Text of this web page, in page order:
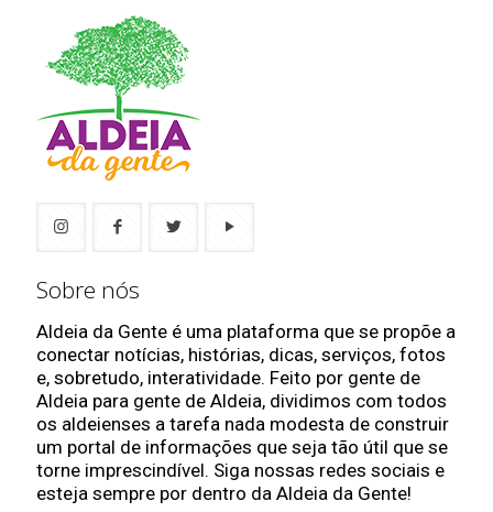
Sobre nós
Aldeia da Gente é uma plataforma que se propõe a
conectar notícias, histórias, dicas, serviços, fotos
e, sobretudo, interatividade. Feito por gente de
Aldeia para gente de Aldeia, dividimos com todos
os aldeienses a tarefa nada modesta de construir
um portal de informações que seja tão útil que se
torne imprescindível. Siga nossas redes sociais e
esteja sempre por dentro da Aldeia da Gente!